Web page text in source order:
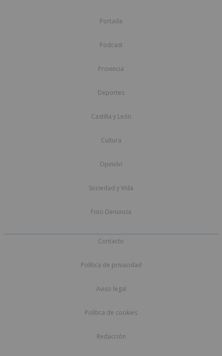
Portada
Podcast
Provincia
Deportes
Castilla y León
Cultura
Opinión
Sociedad y Vida
Foto Denuncia
Contacto
Política de privacidad
Aviso legal
Política de cookies
Redacción